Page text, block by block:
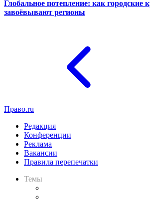
Глобальное потепление: как городские
завоёвывают регионы
Право.ru
Редакция
Конференции
Реклама
Вакансии
Правила перепечатки
Темы